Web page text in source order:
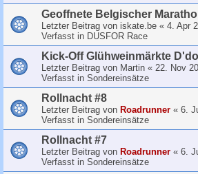
Geoffnete Belgischer
Letzter Beitrag von iskate.be « 4. Apr
Verfasst in DUSFOR Race
Kick-Off Glühweinmärkte
Letzter Beitrag von Martin « 22. Nov
Verfasst in Sondereinsätze
Rollnacht #8
Letzter Beitrag von Roadrunner « 6.
Verfasst in Sondereinsätze
Rollnacht #7
Letzter Beitrag von Roadrunner « 6.
Verfasst in Sondereinsätze